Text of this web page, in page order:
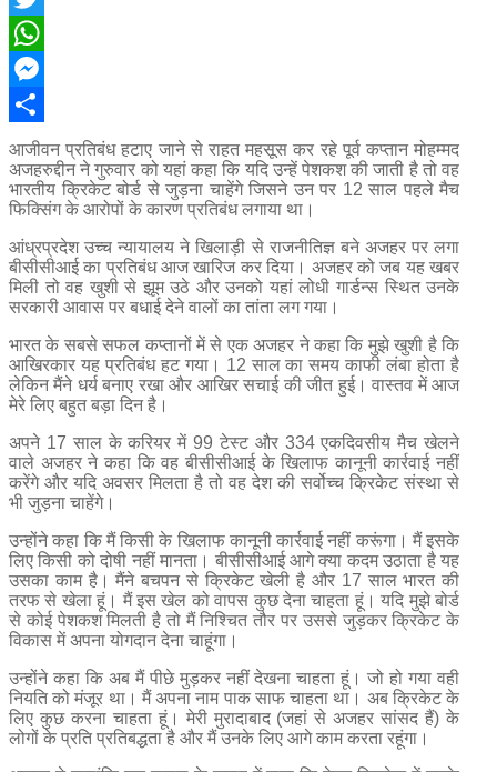
Twitter
WhatsApp
Messenger
Share
आजीवन प्रतिबंध हटाए जाने से राहत महसूस कर रहे पूर्व कप्तान मोहम्मद
अजहरुद्दीन ने गुरुवार को यहां कहा कि यदि उन्हें पेशकश की जाती है तो वह
भारतीय क्रिकेट बोर्ड से जुड़ना चाहेंगे जिसने उन पर 12 साल पहले मैच
फिक्सिंग के आरोपों के कारण प्रतिबंध लगाया था।
आंध्रप्रदेश उच्च न्यायालय ने खिलाड़ी से राजनीतिज्ञ बने अजहर पर लगा
बीसीसीआई का प्रतिबंध आज खारिज कर दिया। अजहर को जब यह खबर
मिली तो वह खुशी से झूम उठे और उनको यहां लोधी गार्डन्स स्थित उनके
सरकारी आवास पर बधाई देने वालों का तांता लग गया।
भारत के सबसे सफल कप्तानों में से एक अजहर ने कहा कि मुझे खुशी है कि
आखिरकार यह प्रतिबंध हट गया। 12 साल का समय काफी लंबा होता है
लेकिन मैंने धर्य बनाए रखा और आखिर सचाई की जीत हुई। वास्तव में आज
मेरे लिए बहुत बड़ा दिन है।
अपने 17 साल के करियर में 99 टेस्ट और 334 एकदिवसीय मैच खेलने
वाले अजहर ने कहा कि वह बीसीसीआई के खिलाफ कानूनी कार्रवाई नहीं
करेंगे और यदि अवसर मिलता है तो वह देश की सर्वोच्च क्रिकेट संस्था से
भी जुड़ना चाहेंगे।
उन्होंने कहा कि मैं किसी के खिलाफ कानूनी कार्रवाई नहीं करूंगा। मैं इसके
लिए किसी को दोषी नहीं मानता। बीसीसीआई आगे क्या कदम उठाता है यह
उसका काम है। मैंने बचपन से क्रिकेट खेली है और 17 साल भारत की
तरफ से खेला हूं। मैं इस खेल को वापस कुछ देना चाहता हूं। यदि मुझे बोर्ड
से कोई पेशकश मिलती है तो मैं निश्चित तौर पर उससे जुड़कर क्रिकेट के
विकास में अपना योगदान देना चाहूंगा।
उन्होंने कहा कि अब मैं पीछे मुड़कर नहीं देखना चाहता हूं। जो हो गया वही
नियति को मंजूर था। मैं अपना नाम पाक साफ चाहता था। अब क्रिकेट के
लिए कुछ करना चाहता हूं। मेरी मुरादाबाद (जहां से अजहर सांसद हैं) के
लोगों के प्रति प्रतिबद्धता है और मैं उनके लिए आगे काम करता रहूंगा।